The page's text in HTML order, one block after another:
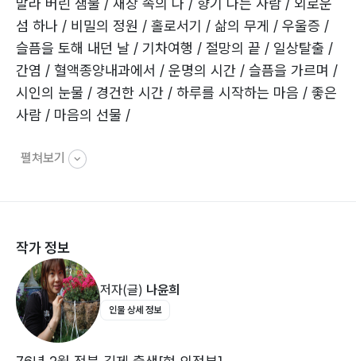
따뜻한 햇살이 그리운 봄날처럼
그대에게 따뜻함을 안겨 주는
좋은 선물이 되었으면 좋겠다.
섬 하나 / 비밀의 정원 / 홀로서기 / 삶의 무게 / 우울증 /
슬픔을 토해 내던 날 / 기차여행 / 절망의 끝 / 일상탈출 /
간염 / 혈액종양내과에서 / 운명의 시간 / 슬픔을 가르며 /
시인의 눈물 / 경건한 시간 / 하루를 시작하는 마음 / 좋은
사람 / 마음의 선물 /
2. 갈증 그리고…
그대는 / 그대 / 그런 날도 있겠지요 /내 안에 그대 / 그리
운 이름이고 싶습니다 / 꽃잎 되어 / 너를 그리며 / 못다
핀 꽃 한 송이 / 가슴에 삭이지 못한 그리움 눈물이 되어 /
가을 하늘을 보며 / 그리운 친구 / 상실 / 별 헤이는 밤 /
후회 / 별똥별 /
펼쳐보기
작가 정보
저자(글) 나윤희
인물 상세 정보